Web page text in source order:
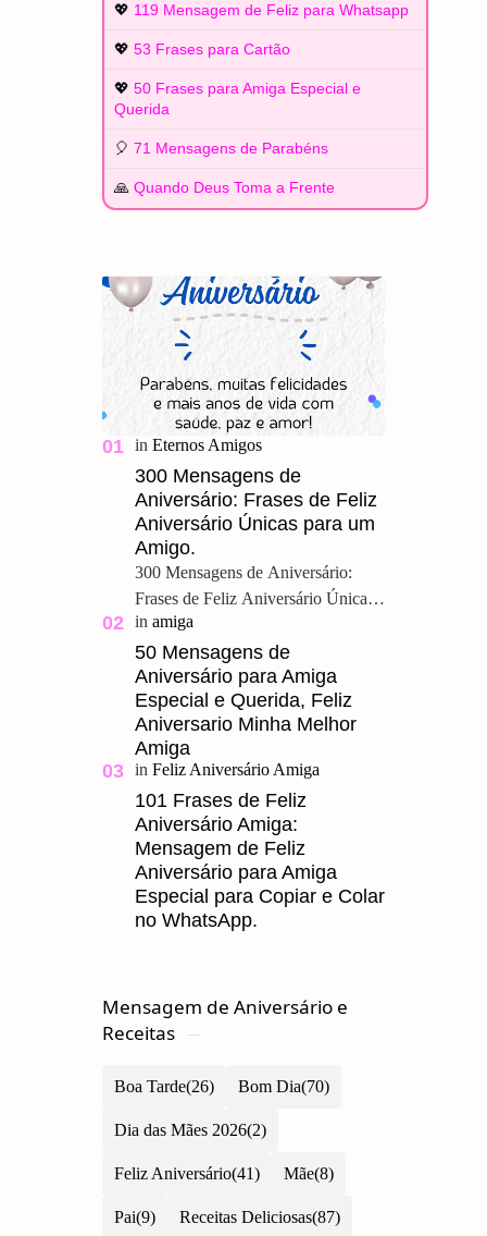
💖 119 Mensagem de Feliz para Whatsapp
💖 53 Frases para Cartão
💖 50 Frases para Amiga Especial e
Querida
🎈 71 Mensagens de Parabéns
🙏 Quando Deus Toma a Frente
300 Mensagens de
Aniversário: Frases de Feliz
Aniversário Únicas para um
Amigo.
300 Mensagens de Aniversário:
Frases de Feliz Aniversário Únicas
para um Amigo. Feliz Aniversário
Meu Querido, u ma grande amizade
é um presente pre…
50 Mensagens de
Aniversário para Amiga
Especial e Querida, Feliz
Aniversario Minha Melhor
Amiga
101 Frases de Feliz
Aniversário Amiga:
Mensagem de Feliz
Aniversário para Amiga
Especial para Copiar e Colar
no WhatsApp.
Mensagem de Aniversário e
Receitas
Boa Tarde Bom Dia
Dia das Mães 2026
Feliz Aniversário Mãe
Pai Receitas Deliciosas